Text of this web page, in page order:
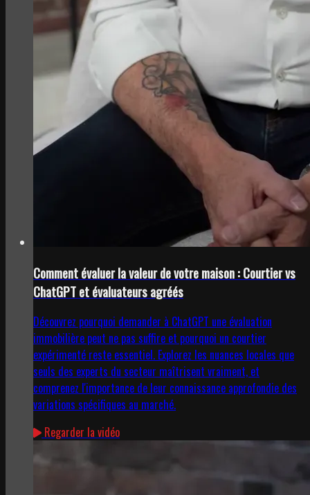
Comment évaluer la valeur de votre maison : Courtier vs
ChatGPT et évaluateurs agréés
Découvrez pourquoi demander à ChatGPT une évaluation
immobilière peut ne pas suffire et pourquoi un courtier
expérimenté reste essentiel. Explorez les nuances locales que
seuls des experts du secteur maîtrisent vraiment, et
comprenez l'importance de leur connaissance approfondie des
variations spécifiques au marché.
Regarder la vidéo